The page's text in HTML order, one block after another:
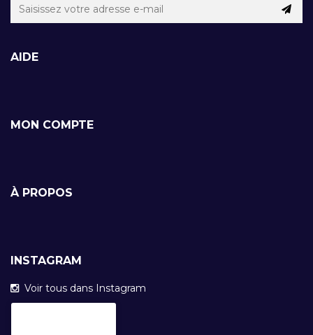
AIDE
MON COMPTE
À PROPOS
INSTAGRAM
Voir tous dans Instagram